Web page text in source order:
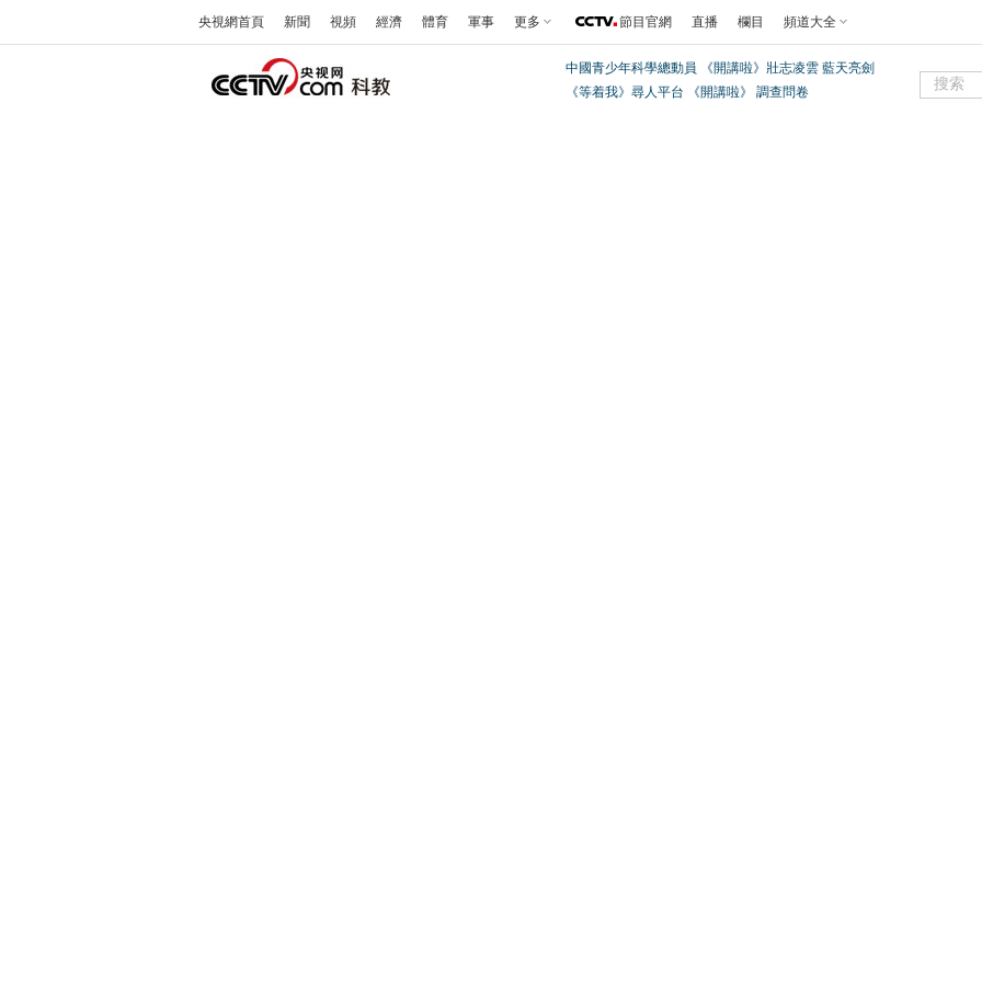
央視網首頁 新聞 視頻 經濟 體育 軍事 更多 節目官網 直播 欄目 頻道大全
中國青少年科學總動員
《開講啦》壯志凌雲 藍天亮劍
《等着我》尋人平台
《開講啦》 調查問卷